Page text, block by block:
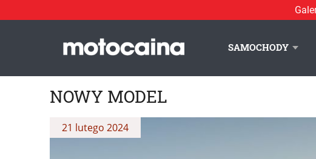
SAMOCHODY
NOWY MODEL
21 lutego 2024